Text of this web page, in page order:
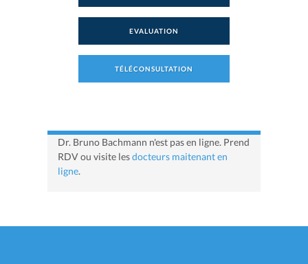
EVALUATION
TÉLÉCONSULTATION
Dr. Bruno Bachmann n'est pas en ligne. Prend
RDV ou visite lesdocteurs maitenant en
ligne.